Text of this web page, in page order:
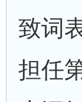
致词
担任